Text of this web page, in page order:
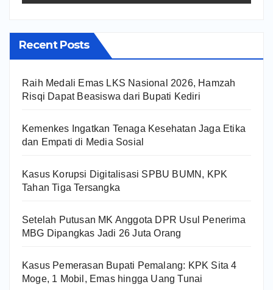
Recent Posts
Raih Medali Emas LKS Nasional 2026, Hamzah
Risqi Dapat Beasiswa dari Bupati Kediri
Kemenkes Ingatkan Tenaga Kesehatan Jaga Etika
dan Empati di Media Sosial
Kasus Korupsi Digitalisasi SPBU BUMN, KPK
Tahan Tiga Tersangka
Setelah Putusan MK Anggota DPR Usul Penerima
MBG Dipangkas Jadi 26 Juta Orang
Kasus Pemerasan Bupati Pemalang: KPK Sita 4
Moge, 1 Mobil, Emas hingga Uang Tunai